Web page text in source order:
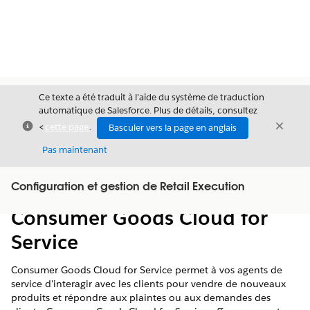
Fermer
Ce texte a été traduit à l’aide du système de traduction
automatique de Salesforce. Plus de détails, consultez
<cette page .
Basculer vers la page en anglais
Pas maintenant
Fermer
Configuration et gestion de Retail Execution
Afficher la table des matières
Table des
Consumer Goods Cloud for
Service
Consumer Goods Cloud for Service permet à vos agents de
service d'interagir avec les clients pour vendre de nouveaux
produits et répondre aux plaintes ou aux demandes des